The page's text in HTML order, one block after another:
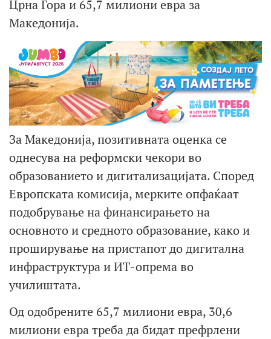
Црна Гора и 65,7 милиони евра за
Македонија.
За Македонија, позитивната оценка се
однесува на реформски чекори во
образованието и дигитализацијата. Според
Европската комисија, мерките опфаќаат
подобрување на финансирањето на
основното и средното образование, како и
проширување на пристапот до дигитална
инфраструктура и ИТ-опрема во
училиштата.
Од одобрените 65,7 милиони евра, 30,6
милиони евра треба да бидат префрлени